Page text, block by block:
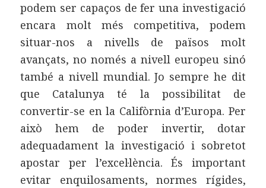
podem ser capaços de fer una investigació
encara molt més competitiva, podem
situar-nos a nivells de països molt
avançats, no només a nivell europeu sinó
també a nivell mundial. Jo sempre he dit
que Catalunya té la possibilitat de
convertir-se en la Califòrnia d’Europa. Per
això hem de poder invertir, dotar
adequadament la investigació i sobretot
apostar per l’excel·lència. És important
evitar enquilosaments, normes rígides,